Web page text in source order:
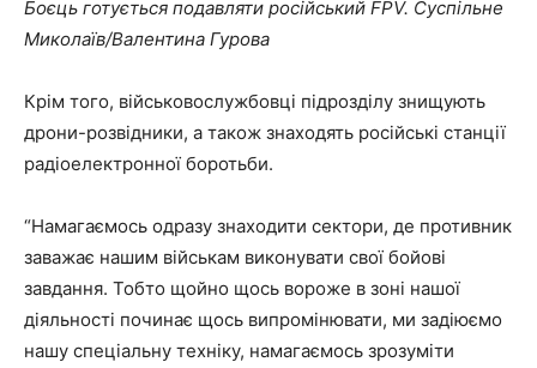
Боєць готується подавляти російський FPV. Суспільне
Миколаїв/Валентина Гурова
Крім того, військовослужбовці підрозділу знищують
дрони-розвідники, а також знаходять російські станції
радіоелектронної боротьби.
“Намагаємось одразу знаходити сектори, де противник
заважає нашим військам виконувати свої бойові
завдання. Тобто щойно щось вороже в зоні нашої
діяльності починає щось випромінювати, ми задіюємо
нашу спеціальну техніку, намагаємось зрозуміти